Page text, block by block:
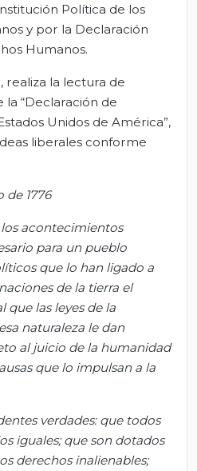
Política de los
y por la Declaración
Humanos.
realiza la lectura de
“Declaración de
Unidos de América”,
liberales conforme
de 1776
acontecimientos
para un pueblo
que lo han ligado a
de la tierra el
que las leyes de la
naturaleza le dan
al juicio de la humanidad
que lo impulsan a la
verdades: que todos
iguales; que son dotados
derechos inalienables;